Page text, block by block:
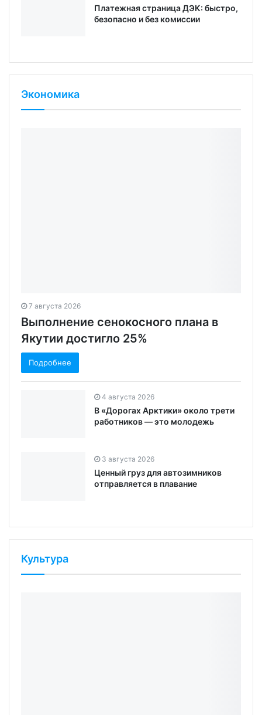
Платежная страница ДЭК: быстро,
безопасно и без комиссии
Экономика
7 августа 2026
Выполнение сенокосного плана в
Якутии достигло 25%
Подробнее
4 августа 2026
В «Дорогах Арктики» около трети
работников — это молодежь
3 августа 2026
Ценный груз для автозимников
отправляется в плавание
Культура